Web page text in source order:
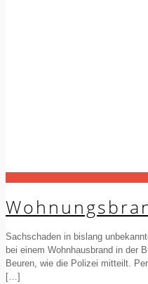
Sachschaden in bislang
bei einem Wohnhausbrand in der
Beuren, wie die Polizei mitteilt.
[…]